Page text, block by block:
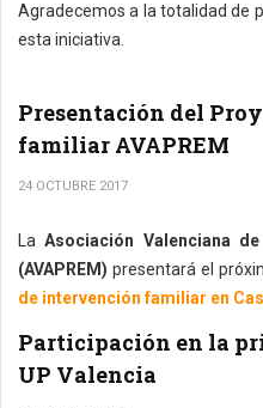
Agradecemos a la totalidad de
esta iniciativa.
Presentación del
familiar AVAPREM
24 OCTUBRE 2017
LaAsociación Valenciana
(AVAPREM) presentará el
de intervención familiar en
Participación en la
UP Valencia